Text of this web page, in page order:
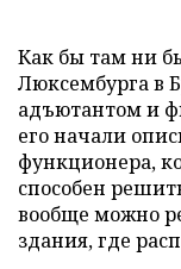
Как бы там ни
Люксембурга в
адъютантом и
его начали
функционера,
способен
вообще можно
здания, где